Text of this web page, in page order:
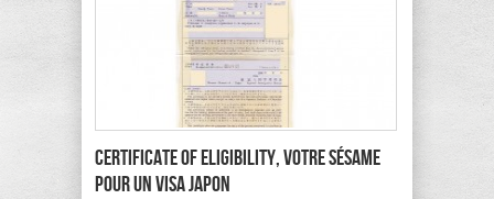
Certificate of Eligibility, votre sésame
pour un Visa Japon